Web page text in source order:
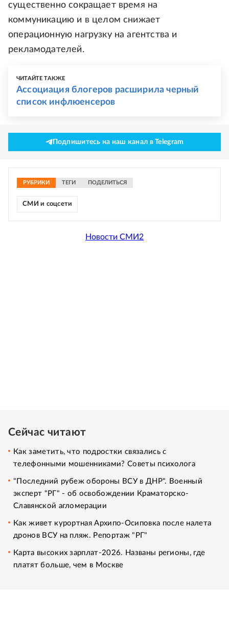
существенно сокращает время на
коммуникацию и в целом снижает
операционную нагрузку на агентства и
рекламодателей.
ЧИТАЙТЕ ТАКЖЕ
Ассоциация блогеров расширила черный
список инфлюенсеров
Подпишитесь на наш канал в Telegram
РУБРИКИ ТЕГИ ПОДЕЛИТЬСЯ
СМИ и соцсети
Новости СМИ2
Сейчас читают
Как заметить, что подростки связались с
телефонными мошенниками? Советы психолога
"Последний рубеж обороны ВСУ в ДНР". Военный
эксперт "РГ" - об освобождении Краматорско-
Славянской агломерации
Как живет курортная Архипо-Осиповка после налета
дронов ВСУ на пляж. Репортаж "РГ"
Карта высоких зарплат-2026. Названы регионы, где
платят больше, чем в Москве